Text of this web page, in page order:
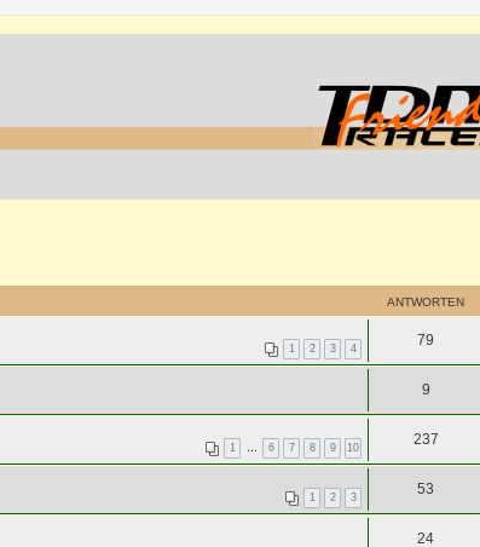
ANTWORTEN
1 2 3 4 79
9
1 … 6 7 8 9 10 237
1 2 3 53
24